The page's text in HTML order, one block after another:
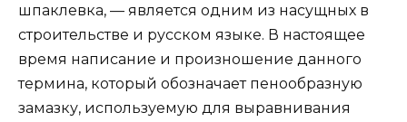
шпаклевка, — является одним из насущных в
строительстве и русском языке. В настоящее
время написание и произношение данного
термина, который обозначает пенообразную
замазку, используемую для выравнивания